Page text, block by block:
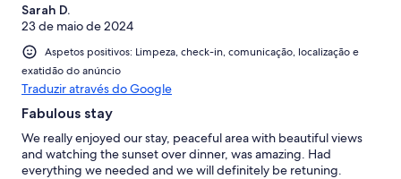
Sarah D.
23 de maio de 2024
Aspetos positivos: Limpeza, check-in, comunicação, localização e
exatidão do anúncio
Traduzir através do Google
Fabulous stay
We really enjoyed our stay, peaceful area with beautiful views
and watching the sunset over dinner, was amazing. Had
everything we needed and we will definitely be retuning.